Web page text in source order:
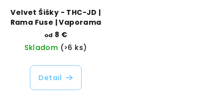
Velvet Šišky - THC-JD |
Rama Fuse | Vaporama
od 8 €
Skladom (>6 ks)
Detail